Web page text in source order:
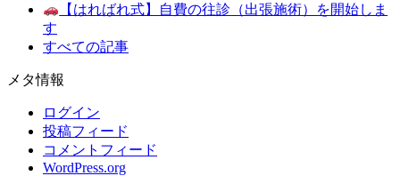
【はればれ式】自費の往診（出張施術）を開始しま
す
すべての記事
メタ情報
ログイン
投稿フィード
コメントフィード
WordPress.org